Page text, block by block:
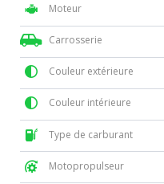
Moteur
Carrosserie
Couleur extérieure
Couleur intérieure
Type de carburant
Motopropulseur